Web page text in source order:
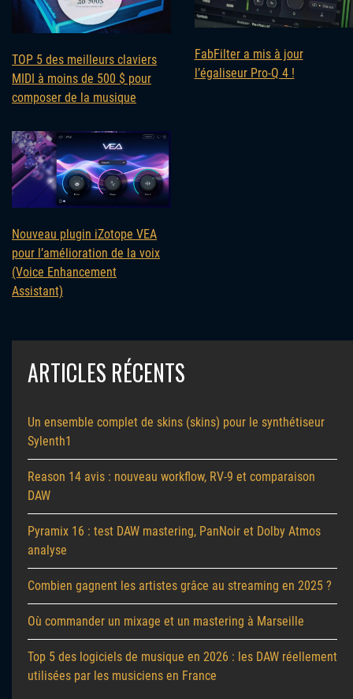
TOP 5 des meilleurs claviers
MIDI à moins de 500 $ pour
composer de la musique
FabFilter a mis à jour
l’égaliseur Pro-Q 4 !
Nouveau plugin iZotope VEA
pour l’amélioration de la voix
(Voice Enhancement
Assistant)
ARTICLES RÉCENTS
Un ensemble complet de skins (skins) pour le synthétiseur
Sylenth1
Reason 14 avis : nouveau workflow, RV-9 et comparaison
DAW
Pyramix 16 : test DAW mastering, PanNoir et Dolby Atmos
analyse
Combien gagnent les artistes grâce au streaming en 2025 ?
Où commander un mixage et un mastering à Marseille
Top 5 des logiciels de musique en 2026 : les DAW réellement
utilisées par les musiciens en France